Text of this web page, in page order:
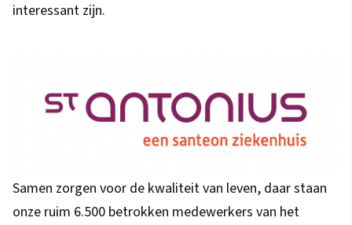
interessant zijn.
Samen zorgen voor de kwaliteit van leven, daar staan
onze ruim 6.500 betrokken medewerkers van het